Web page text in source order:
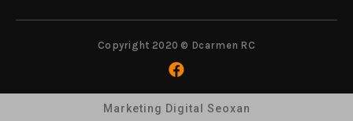
Copyright 2020 © Dcarmen RC
Marketing Digital Seoxan